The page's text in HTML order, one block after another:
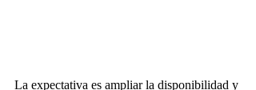
La expectativa es ampliar la disponibilidad y